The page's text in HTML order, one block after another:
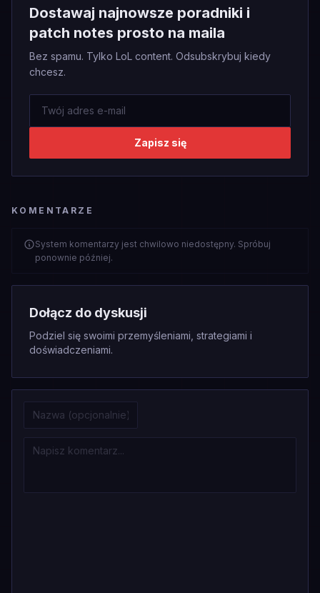
Dostawaj najnowsze poradniki i
patch notes prosto na maila
Bez spamu. Tylko LoL content. Odsubskrybuj kiedy
chcesz.
Zapisz się
KOMENTARZE
System komentarzy jest chwilowo niedostępny. Spróbuj
ponownie później.
Dołącz do dyskusji
Podziel się swoimi przemyśleniami, strategiami i
doświadczeniami.